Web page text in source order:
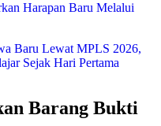
Harapan Baru Melalui
Baru Lewat MPLS 2026,
Sejak Hari Pertama
Barang Bukti